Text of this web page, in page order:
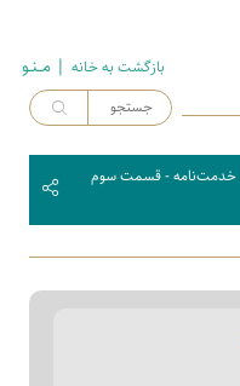
بازگشت به خـانه | مــنـو
خدمت‌نامه - قسمت سوم